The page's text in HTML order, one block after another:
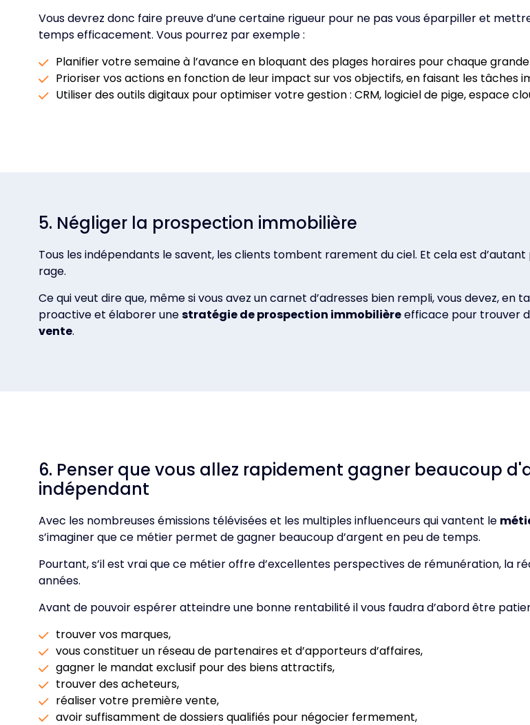
Vous devrez donc faire preuve d’une certaine rigueur pour ne pas vous éparpiller et
temps efficacement. Vous pourrez par exemple :
Planifier votre semaine à l’avance en bloquant des plages horaires pour chaque
Prioriser vos actions en fonction de leur impact sur vos objectifs, en faisant les tâches
Utiliser des outils digitaux pour optimiser votre gestion : CRM, logiciel de pige, espace
5. Négliger la prospection immobilière
Tous les indépendants le savent, les clients tombent rarement du ciel. Et cela est
rage.
Ce qui veut dire que, même si vous avez un carnet d’adresses bien rempli, vous devez,
proactive et élaborer unestratégie de prospection immobilièreefficace pour trouver
vente.
6. Penser que vous allez rapidement gagner beaucoup
indépendant
Avec les nombreuses émissions télévisées et les multiples influenceurs qui vantent le
s’imaginer que ce métier permet de gagner beaucoup d’argent en peu de temps.
Pourtant, s’il est vrai que ce métier offre d’excellentes perspectives de rémunération, la
années.
Avant de pouvoir espérer atteindre une bonne rentabilité il vous faudra d’abord être
trouver vos marques,
vous constituer un réseau de partenaires et d’apporteurs d’affaires,
gagner le mandat exclusif pour des biens attractifs,
trouver des acheteurs,
réaliser votre première vente,
avoir suffisamment de dossiers qualifiés pour négocier fermement,